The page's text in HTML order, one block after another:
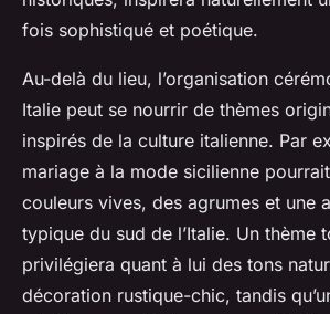
fois sophistiqué et poétique.
Au-delà du lieu, l’organisation
Italie peut se nourrir de thèmes
inspirés de la culture italienne. Par
mariage à la mode sicilienne
couleurs vives, des agrumes et une
typique du sud de l’Italie. Un thème
privilégiera quant à lui des tons
décoration rustique-chic, tandis